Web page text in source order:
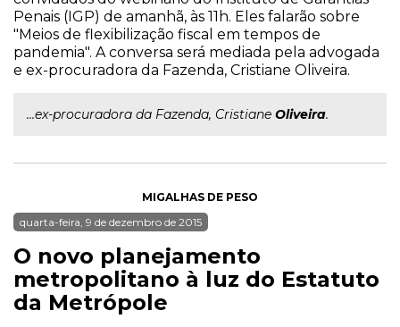
Penais (IGP) de amanhã, às 11h. Eles falarão sobre
"Meios de flexibilização fiscal em tempos de
pandemia". A conversa será mediada pela advogada
e ex-procuradora da Fazenda, Cristiane Oliveira.
...ex-procuradora da Fazenda, Cristiane Oliveira.
MIGALHAS DE PESO
quarta-feira, 9 de dezembro de 2015
O novo planejamento
metropolitano à luz do Estatuto
da Metrópole